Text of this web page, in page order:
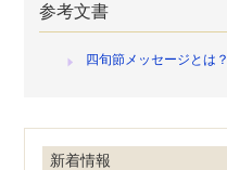
参考文書
四旬節メッセージとは？
新着情報